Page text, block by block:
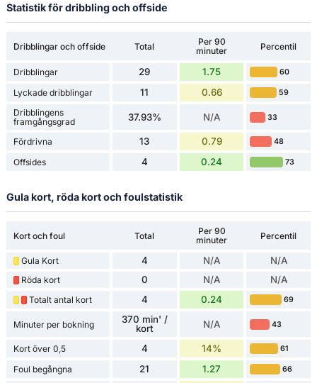
Statistik för dribbling och offside
Dribblingar och offside Total
Per 90
minuter
Percentil
Dribblingar 29 1.75 60
Lyckade dribblingar 11 0.66 59
Dribblingens
framgångsgrad
37.93% N/A 33
Fördrivna 13 0.79 48
Offsides 4 0.24 73
Gula kort, röda kort och foulstatistik
Kort och foul Total
Per 90
minuter
Percentil
Gula Kort 4 N/A N/A
Röda kort 0 N/A N/A
Totalt antal kort 4 0.24 69
Minuter per bokning
370 min' /
kort
N/A 43
Kort över 0,5 4 14% 61
Foul begångna 21 1.27 66